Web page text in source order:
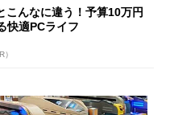
こんなに違う！予算10万円
快適PCライフ